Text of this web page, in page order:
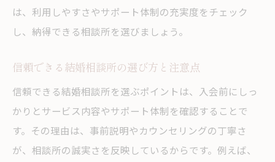
は、利用しやすさやサポート体制の充実度をチェック
し、納得できる相談所を選びましょう。
信頼できる結婚相談所の選び方と注意点
信頼できる結婚相談所を選ぶポイントは、入会前にしっ
かりとサービス内容やサポート体制を確認することで
す。その理由は、事前説明やカウンセリングの丁寧さ
が、相談所の誠実さを反映しているからです。例えば、